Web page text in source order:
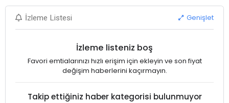
İzleme Listesi Genişlet
İzleme listeniz boş
Favori emtialarınızı hızlı erişim için ekleyin ve son fiyat
değişim haberlerini kaçırmayın.
Takip ettiğiniz haber kategorisi bulunmuyor